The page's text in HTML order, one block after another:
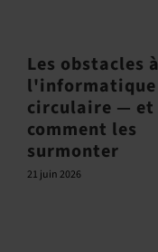
Les obstacles à
l'informatique
circulaire — et
comment les
surmonter
21 juin 2026